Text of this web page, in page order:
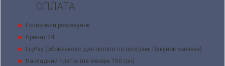
ОПЛАТА
Готівковий розрахунок
Приват 24
LiqPay (обовязково для оплати по програмі Пакунок малюка)
Накладний платіж (не менше 150 грн)